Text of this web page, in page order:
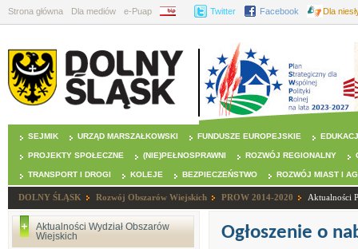
Strona główna Dla mediów e-Puap BIP Twitter Facebook Dla
SEJMIK URZĄD MARSZAŁKOWSKI FUNDUSZE EUROPEJSKIE
PROJEKTY SPOŁECZNE (NIE)PEŁNOSPRAWNI ROZWÓJ REGIONALNY
TRANSPORT I DROGI KOLEJE BEZPIECZEŃSTWO ROZWÓJ MIAST I
DOLNY ŚLĄSK Rozwój Obszarów Wiejskich PROW 2014-2020 Aktualności
Aktualności Wydział Obszarów
Wiejskich
Ogłoszenie o